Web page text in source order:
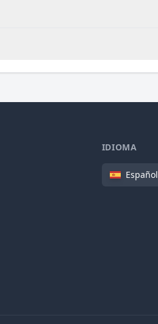
IDIOMA
IdiomaEspañol